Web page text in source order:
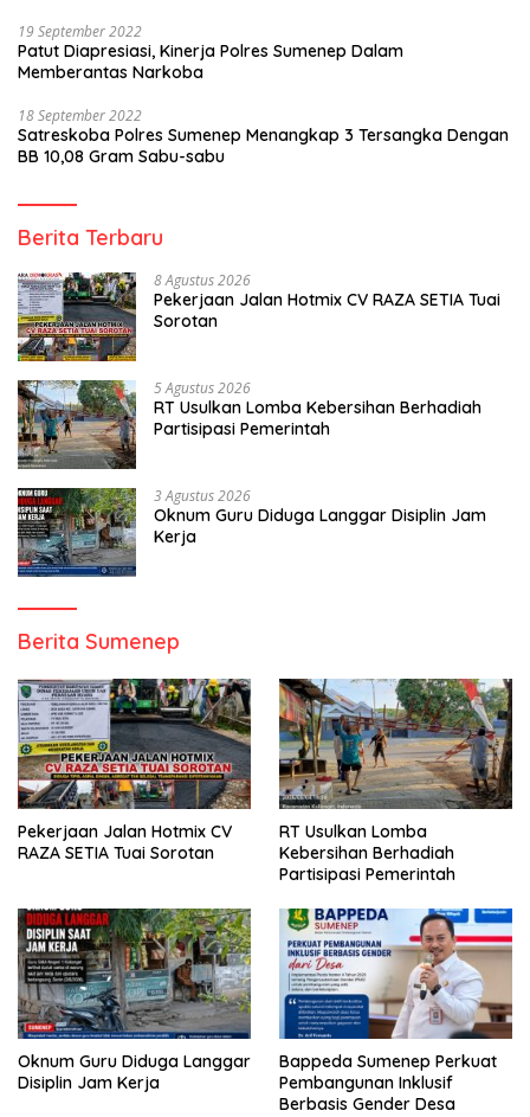
19 September 2022
Patut Diapresiasi, Kinerja Polres Sumenep Dalam
Memberantas Narkoba
18 September 2022
Satreskoba Polres Sumenep Menangkap 3 Tersangka Dengan
BB 10,08 Gram Sabu-sabu
Berita Terbaru
8 Agustus 2026
Pekerjaan Jalan Hotmix CV RAZA SETIA Tuai
Sorotan
5 Agustus 2026
RT Usulkan Lomba Kebersihan Berhadiah
Partisipasi Pemerintah
3 Agustus 2026
Oknum Guru Diduga Langgar Disiplin Jam
Kerja
Berita Sumenep
Pekerjaan Jalan Hotmix CV
RAZA SETIA Tuai Sorotan
RT Usulkan Lomba
Kebersihan Berhadiah
Partisipasi Pemerintah
Oknum Guru Diduga Langgar
Disiplin Jam Kerja
Bappeda Sumenep Perkuat
Pembangunan Inklusif
Berbasis Gender Desa